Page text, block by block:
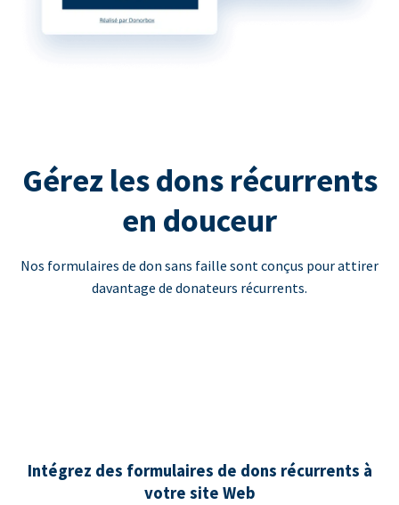
Gérez les dons récurrents
en douceur
Nos formulaires de don sans faille sont conçus pour attirer
davantage de donateurs récurrents.
Intégrez des formulaires de dons récurrents à
votre site Web